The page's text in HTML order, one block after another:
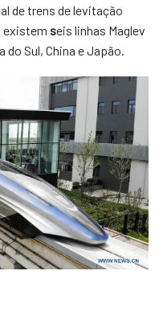
de trens de levitação
existemseis linhas Maglev
do Sul, China e Japão.